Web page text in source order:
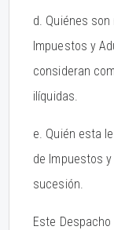
d. Quiénes
Impuestos y
consideran
ilíquidas.
e. Quién esta
de Impuestos
sucesión.
Este